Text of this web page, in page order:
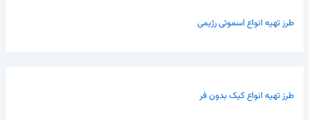
طرز تهیه انواع اسموتی رژیمی
طرز تهیه انواع کیک بدون فر